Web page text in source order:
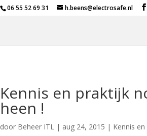
06 55 52 69 31 h.beens@electrosafe.nl
Kennis en praktijk
heen !
door Beheer ITL | aug 24, 2015 | Kennis